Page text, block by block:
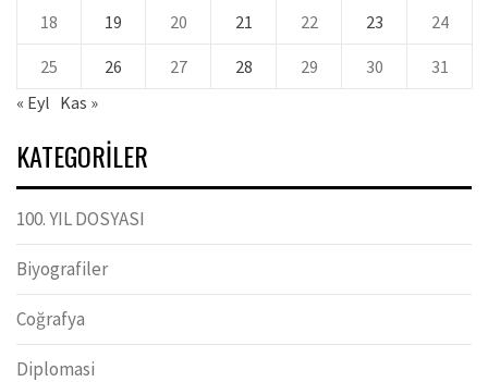
18 19 20 21 22 23 24
25 26 27 28 29 30
31
« Eyl Kas »
KATEGORILER
100. YIL DOSYASI
Biyografiler
Coğrafya
Diplomasi